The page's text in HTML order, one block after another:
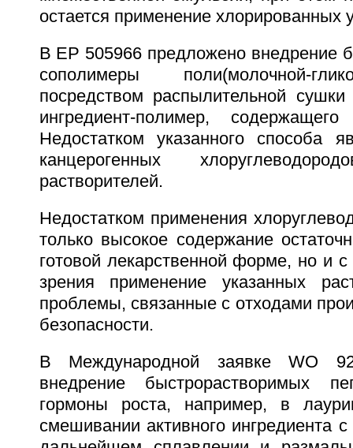
остается применение хлорированных
В EP 505966 предложено внедрение
сополимеры поли(молочной-
посредством распылительной
ингредиент-полимер, содержащего
Недостатком указанного способа
канцерогенных
растворителей.
Недостатком применения
только высокое содержание
готовой лекарственной форме, но и с
зрения применение указанных
проблемы, связанные с отходами
безопасности.
В Международной заявке WO
внедрение быстрорастворимых
гормоны роста, например, в
смешивании активного ингредиента с